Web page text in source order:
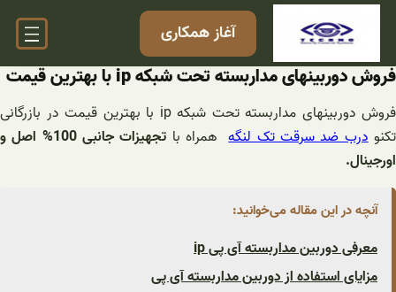
رفتن
آغاز همکاری
فروش دوربینهای مداربسته تحت شبکه ip با بهترین قیمت
فروش دوربینهای مداربسته تحت شبکه ip با بهترین قیمت‌ در بازرگانی
تکنودرب ضد سرقت تک لنگههمراه با
تجهیزات جانبی 100% اصل و
اورجینال.
آنچه در این مقاله می‌خوانید:
معرفی دوربین مداربسته آی پی ip
مزایای استفاده از دوربین مداربسته آی پی